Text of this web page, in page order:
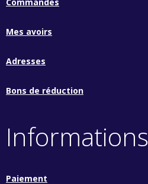
Mes avoirs
Adresses
Bons de réduction
Informations
Paiement